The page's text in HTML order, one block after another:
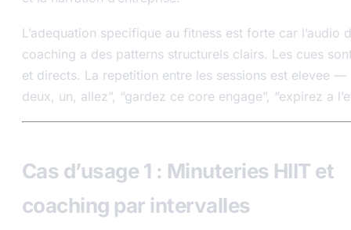
L’adequation specifique au fitness est forte car l’audio
coaching a des patterns structurels clairs. Les cues
et directs. La repetition entre les sessions est elevee —
deux, un, allez”, “gardez ce core engage”, “expirez a
Cas d’usage 1 : Minuteries HIIT et
coaching par intervalles